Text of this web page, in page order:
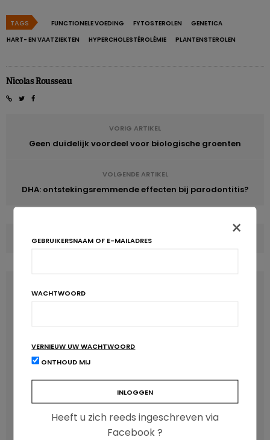
TAGS FUNCTIONELE VOEDING FYTOSTEROLEN
GENETICA
HART- EN VAATZIEKTEN
HYPERCHOLESTÉROLÉMIE PLANTENSTEROLEN
Nicolas Rousseau
VORIG ARTIKEL
Geen duidelijk voordeel voor biologische groenten
VOLGENDE ARTIKEL
DHA: ontstekingsremmende effecten bij parodontitis?
COMMENTS(0) ×
GEBRUIKERSNAAM OF E-MAILADRES
WACHTWOORD
VERNIEUW UW WACHTWOORD
ONTHOUD MIJ
Heeft u zich reeds ingeschreven via
Facebook ?